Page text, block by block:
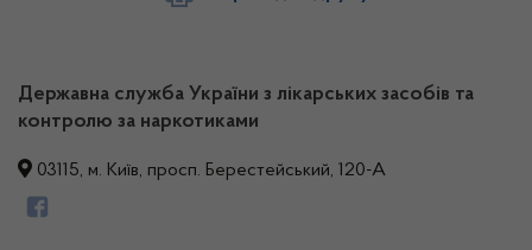
Державна служба України з лікарських засобів та
контролю за наркотиками
03115, м. Київ, просп. Берестейський, 120-А